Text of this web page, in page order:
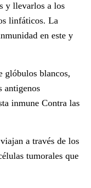
y llevarlos a los
linfáticos. La
en este y
glóbulos blancos,
antigenos
inmune Contra las
a través de los
tumorales que